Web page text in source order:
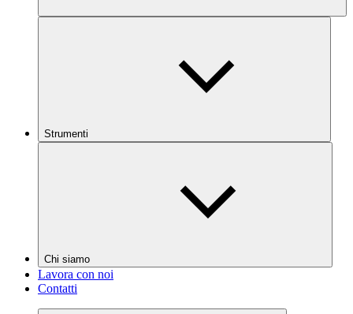
Strumenti
Chi siamo
Lavora con noi
Contatti